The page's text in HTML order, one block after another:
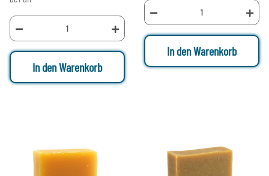
In den Warenkorb
In den Warenkorb